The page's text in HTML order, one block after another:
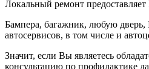
Локальный ремонт
Бампера, багажник, любую
автосервисов, в том числе и
Значит, если Вы являетесь
консультацию по профилактике